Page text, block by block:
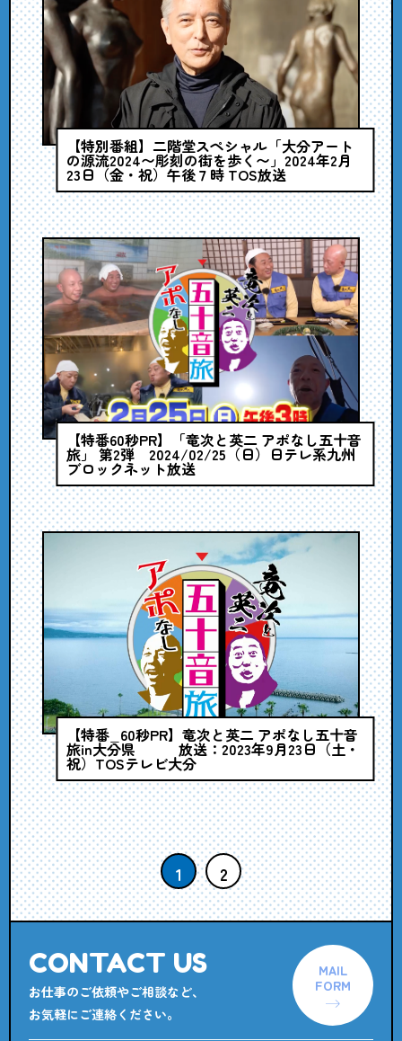
【特別番組】二階堂スペシャル「大分アート
の源流2024〜彫刻の街を歩く〜」2024年2月
23日（金・祝）午後７時 TOS放送
【特番60秒PR】「竜次と英二 アポなし五十音
旅」 第2弾 2024/02/25（日）日テレ系九州
ブロックネット放送
【特番_60秒PR】竜次と英二 アポなし五十音
旅in大分県 放送：2023年9月23日（土・
祝）TOSテレビ大分
1 2
CONTACT US
お仕事のご依頼やご相談など、
お気軽にご連絡ください。
MAIL
FORM